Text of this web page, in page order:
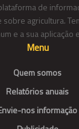
de
agricultura.
e a sua aplicação
Menu
Quem somos
Relatórios anuais
nos informação